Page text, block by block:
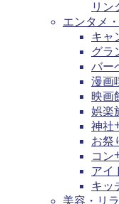
リン
エンタメ
キャ
グラ
バー
漫画
映画
娯楽
神社
お祭
コン
アイ
キッ
美容・リ